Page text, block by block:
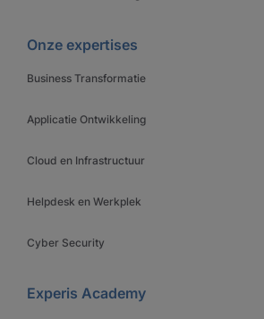
Onze expertises
Business Transformatie
Applicatie Ontwikkeling
Cloud en Infrastructuur
Helpdesk en Werkplek
Cyber Security
Experis Academy